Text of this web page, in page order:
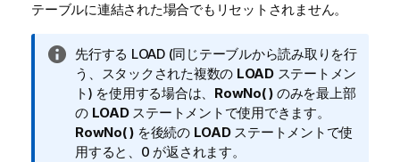
テーブルに連結された場合でもリセットされません。
情
報
メ
モ
先行する LOAD (同じテーブルから読み取りを行
う、スタックされた複数の LOAD ステートメン
ト) を使用する場合は、 RowNo( ) のみを最上部
の LOAD ステートメントで使用できます。
RowNo( ) を後続の LOAD ステートメントで使
用すると、0 が返されます。